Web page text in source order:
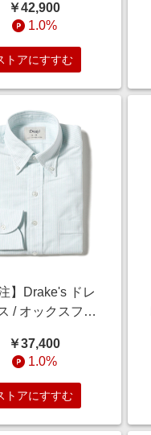
BLUE 36
￥42,900
1.0%
トアにすすむ
注】Drake's ドレ
/ オックスフォ
タンダウンシャ
ャツ・ブラウス
SAX/03 37
￥37,400
1.0%
トアにすすむ